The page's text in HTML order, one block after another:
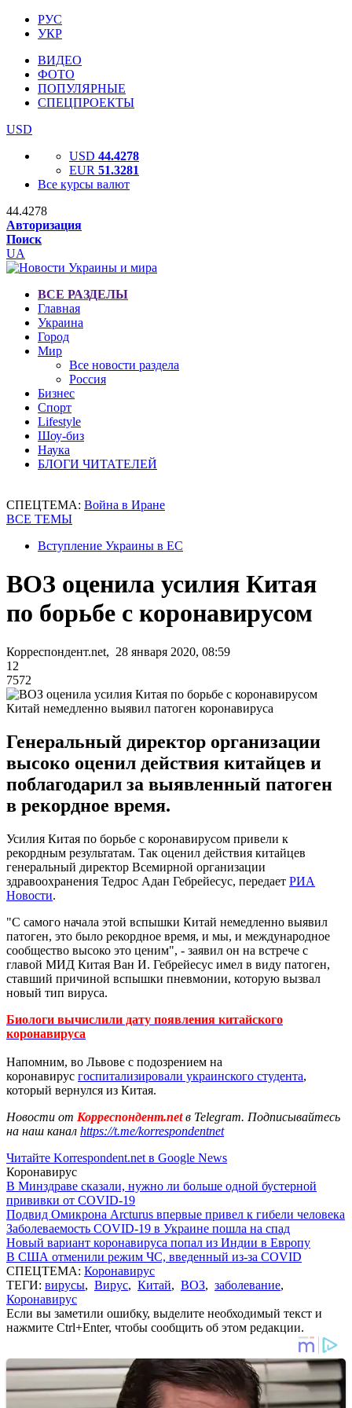
РУС
УКР
ВИДЕО
ФОТО
ПОПУЛЯРНЫЕ
СПЕЦПРОЕКТЫ
USD
USD 44.4278
EUR 51.3281
Все курсы валют
44.4278
Авторизация
Поиск
UA
ВСЕ РАЗДЕЛЫ
Главная
Украина
Город
Мир
Все новости раздела
Россия
Бизнес
Спорт
Lifestyle
Шоу-биз
Наука
БЛОГИ ЧИТАТЕЛЕЙ
СПЕЦТЕМА: Война в Иране
ВСЕ ТЕМЫ
Вступление Украины в ЕС
ВОЗ оценила усилия Китая
по борьбе с коронавирусом
Корреспондент.net, 28 января 2020, 08:59
12
7572
Китай немедленно выявил патоген коронавируса
Генеральный директор организации
высоко оценил действия китайцев и
поблагодарил за выявленный патоген
в рекордное время.
Усилия Китая по борьбе с коронавирусом привели к
рекордным результатам. Так оценил действия китайцев
генеральный директор Всемирной организации
здравоохранения Тедрос Адан Гебрейесус, передает РИА
Новости.
"С самого начала этой вспышки Китай немедленно выявил
патоген, это было рекордное время, и мы, и международное
сообщество высоко это ценим", - заявил он на встрече с
главой МИД Китая Ван И. Гебрейесус имел в виду патоген,
ставший причиной вспышки пневмонии, которую вызвал
новый тип вируса.
Биологи вычислили дату появления китайского
коронавируса
Напомним, во Львове с подозрением на
коронавирус госпитализировали украинского студента,
который вернулся из Китая.
Новости от Корреспондент.netв Telegram. Подписывайтесь
на наш канал https://t.me/korrespondentnet
Читайте Korrespondent.net в Google News
Коронавирус
В Минздраве сказали, нужно ли больше одной бустерной
прививки от COVID-19
Подвид Омикрона Arcturus впервые привел к гибели человека
Заболеваемость COVID-19 в Украине пошла на спад
Новый вариант коронавируса попал из Индии в Европу
В США отменили режим ЧС, введенный из-за COVID
СПЕЦТЕМА: Коронавирус
ТЕГИ: вирусы, Вирус, Китай, ВОЗ, заболевание,
Коронавирус
Если вы заметили ошибку, выделите необходимый текст и
нажмите Ctrl+Enter, чтобы сообщить об этом редакции.